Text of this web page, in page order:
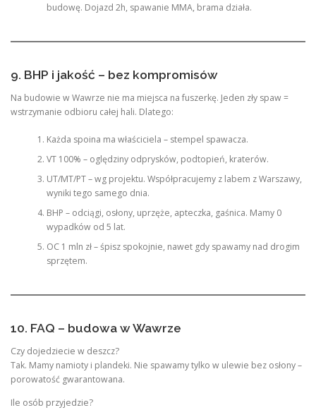
budowę. Dojazd 2h, spawanie MMA, brama działa.
9. BHP i jakość – bez kompromisów
Na budowie w Wawrze nie ma miejsca na fuszerkę. Jeden zły spaw =
wstrzymanie odbioru całej hali. Dlatego:
Każda spoina ma właściciela – stempel spawacza.
VT 100% – oględziny odprysków, podtopień, kraterów.
UT/MT/PT – wg projektu. Współpracujemy z labem z Warszawy,
wyniki tego samego dnia.
BHP – odciągi, osłony, uprzęże, apteczka, gaśnica. Mamy 0
wypadków od 5 lat.
OC 1 mln zł – śpisz spokojnie, nawet gdy spawamy nad drogim
sprzętem.
10. FAQ – budowa w Wawrze
Czy dojedziecie w deszcz?
Tak. Mamy namioty i plandeki. Nie spawamy tylko w ulewie bez osłony –
porowatość gwarantowana.
Ile osób przyjedzie?